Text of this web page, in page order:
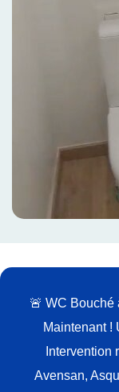
🚨 WC Bouché
Maintenant !
Intervention
Avensan,